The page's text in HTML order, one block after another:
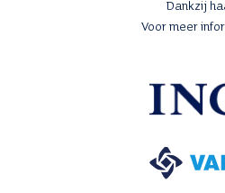
Dankzij
Voor meer